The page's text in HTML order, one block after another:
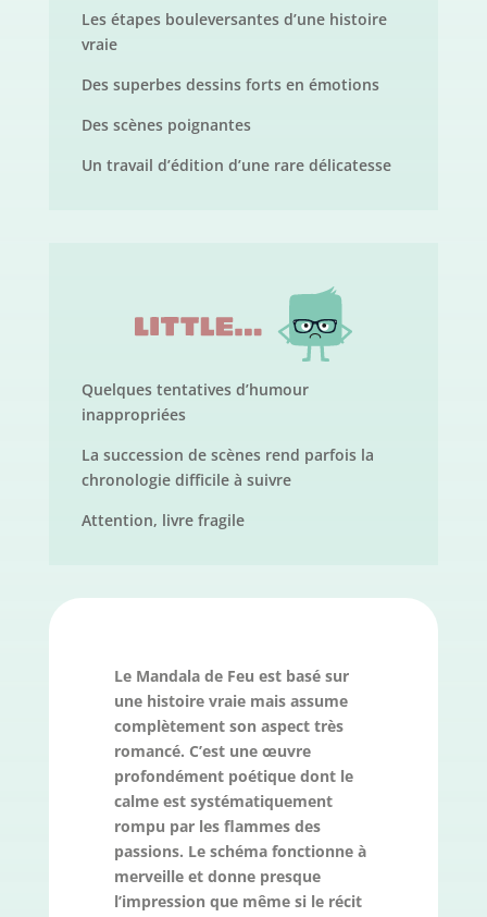
Les étapes bouleversantes d’une histoire
vraie
Des superbes dessins forts en émotions
Des scènes poignantes
Un travail d’édition d’une rare délicatesse
Quelques tentatives d’humour
inappropriées
La succession de scènes rend parfois la
chronologie difficile à suivre
Attention, livre fragile
Le Mandala de Feu est basé sur
une histoire vraie mais assume
complètement son aspect très
romancé. C’est une œuvre
profondément poétique dont le
calme est systématiquement
rompu par les flammes des
passions. Le schéma fonctionne à
merveille et donne presque
l’impression que même si le récit